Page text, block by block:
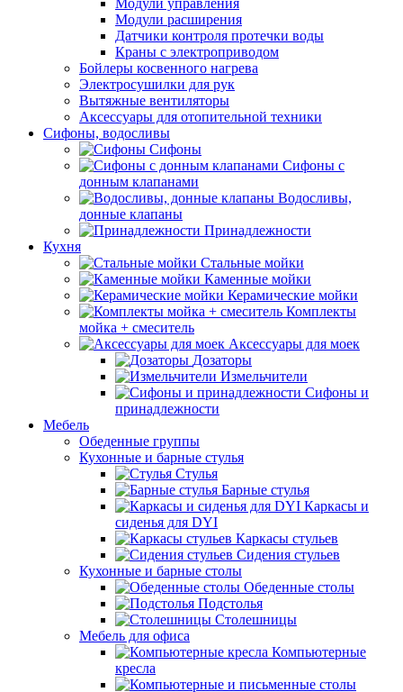
Модули управления
Модули расширения
Датчики контроля протечки воды
Краны с электроприводом
Бойлеры косвенного нагрева
Электросушилки для рук
Вытяжные вентиляторы
Аксессуары для отопительной техники
Сифоны, водосливы
Сифоны
Сифоны с
донным клапанами
Водосливы,
донные клапаны
Принадлежности
Кухня
Стальные мойки
Каменные мойки
Керамические мойки
Комплекты
мойка + смеситель
Аксессуары для моек
Дозаторы
Измельчители
Сифоны и
принадлежности
Мебель
Обеденные группы
Кухонные и барные стулья
Стулья
Барные стулья
Каркасы и
сиденья для DYI
Каркасы стульев
Сидения стульев
Кухонные и барные столы
Обеденные столы
Подстолья
Столешницы
Мебель для офиса
Компьютерные
кресла